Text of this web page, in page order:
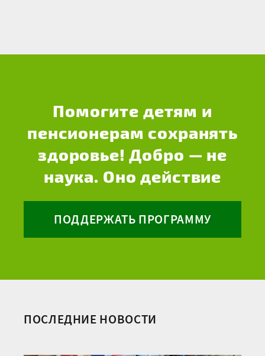
Помогите детям и
пенсионерам сохранять
здоровье! Добро — не
наука. Оно действие
ПОДДЕРЖАТЬ ПРОГРАММУ
ПОСЛЕДНИЕ НОВОСТИ